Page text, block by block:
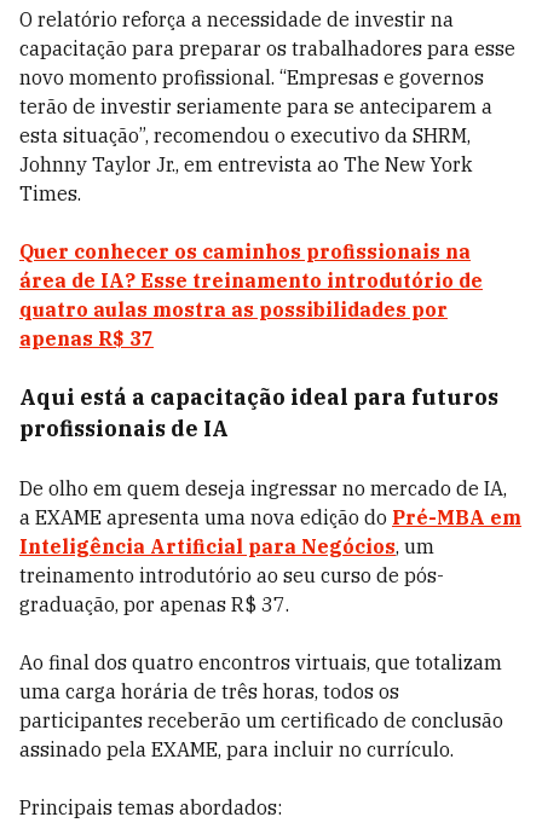
O relatório reforça a necessidade de investir na
capacitação para preparar os trabalhadores para esse
novo momento profissional. “Empresas e governos
terão de investir seriamente para se anteciparem a
esta situação”, recomendou o executivo da SHRM,
Johnny Taylor Jr., em entrevista ao The New York
Times.
Quer conhecer os caminhos profissionais na
área de IA? Esse treinamento introdutório de
quatro aulas mostra as possibilidades por
apenas R$ 37
Aqui está a capacitação ideal para futuros
profissionais de IA
De olho em quem deseja ingressar no mercado de IA,
a EXAME apresenta uma nova edição do Pré-MBA em
Inteligência Artificial para Negócios, um
treinamento introdutório ao seu curso de pós-
graduação, por apenas R$ 37.
Ao final dos quatro encontros virtuais, que totalizam
uma carga horária de três horas, todos os
participantes receberão um certificado de conclusão
assinado pela EXAME, para incluir no currículo.
Principais temas abordados: